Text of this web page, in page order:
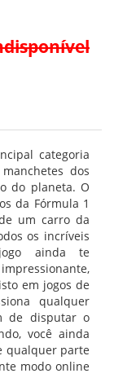
categoria
dos
do planeta. O
da Fórmula 1
um carro da
os incríveis
ainda te
em jogos de
qualquer
de disputar o
você ainda
qualquer parte
modo online